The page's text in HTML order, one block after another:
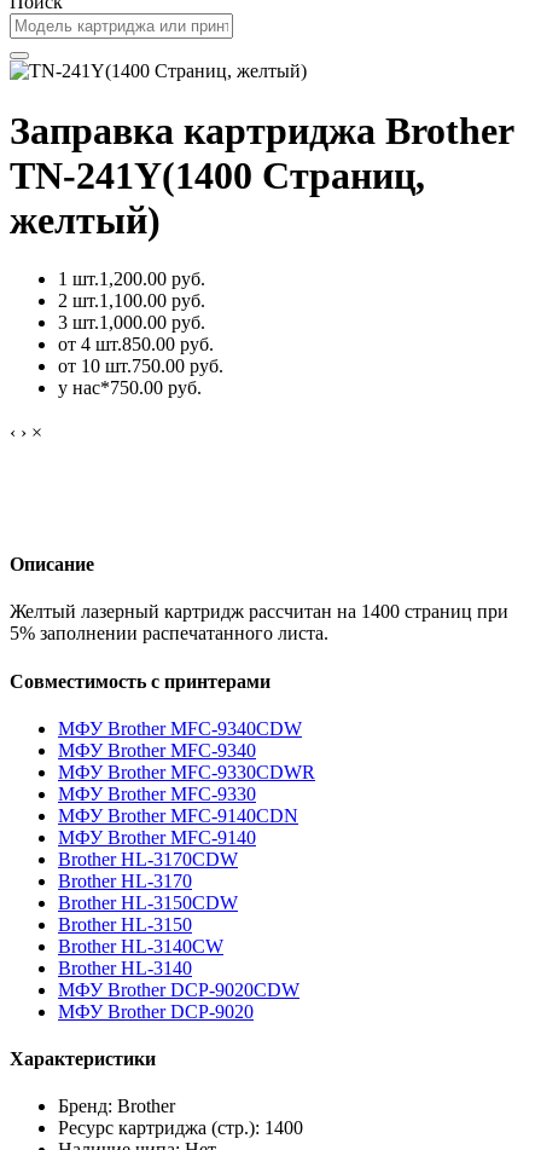
Заправка картриджа Brother
TN-241Y(1400 Страниц,
желтый)
1 шт.1,200.00 руб.
2 шт.1,100.00 руб.
3 шт.1,000.00 руб.
от 4 шт.850.00 руб.
от 10 шт.750.00 руб.
у нас*750.00 руб.
‹ › ×
Описание
Желтый лазерный картридж рассчитан на 1400 страниц при
5% заполнении распечатанного листа.
Совместимость с принтерами
МФУ Brother MFC-9340CDW
МФУ Brother MFC-9340
МФУ Brother MFC-9330CDWR
МФУ Brother MFC-9330
МФУ Brother MFC-9140CDN
МФУ Brother MFC-9140
Brother HL-3170CDW
Brother HL-3170
Brother HL-3150CDW
Brother HL-3150
Brother HL-3140CW
Brother HL-3140
МФУ Brother DCP-9020CDW
МФУ Brother DCP-9020
Характеристики
Бренд: Brother
Ресурс картриджа (стр.): 1400